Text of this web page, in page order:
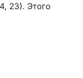
23). Этого